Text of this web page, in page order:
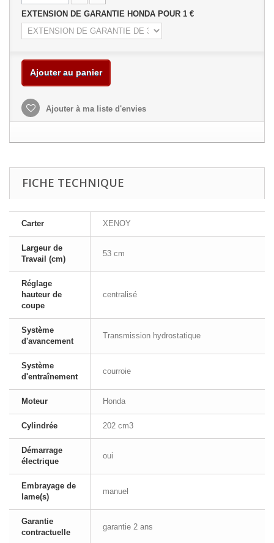
EXTENSION DE GARANTIE HONDA POUR 1 €
Ajouter au panier
Ajouter à ma liste d'envies
FICHE TECHNIQUE
Carter XENOY
Largeur de
Travail (cm)
53 cm
Réglage
hauteur de
coupe
centralisé
Système
d'avancement
Transmission hydrostatique
Système
d'entraînement
courroie
Moteur Honda
Cylindrée 202 cm3
Démarrage
électrique
oui
Embrayage de
lame(s)
manuel
Garantie
contractuelle
garantie 2 ans